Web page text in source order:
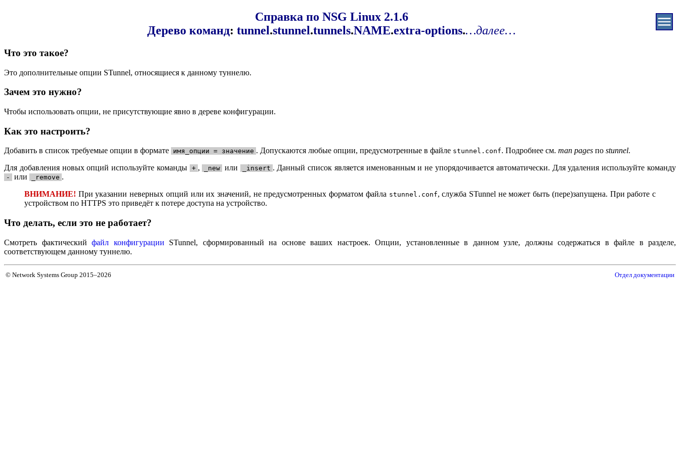
Справка по NSG Linux 2.1.6
Дерево команд: tunnel.stunnel.tunnels.NAME.extra-options.…далее…
Что это такое?
Это дополнительные опции STunnel, относящиеся к данному туннелю.
Зачем это нужно?
Чтобы использовать опции, не присутствующие явно в дереве конфигурации.
Как это настроить?
Добавить в список требуемые опции в формате имя_опции = значение . Допускаются любые опции, предусмотренные в файле stunnel.conf. Подробнее см. man pagesпо stunnel.
Для добавления новых опций используйте команды + , _new или _insert . Данный список является именованным и не упорядочивается автоматически. Для удаления используйте команду
- или _remove .
ВНИМАНИЕ! При указании неверных опций или их значений, не предусмотренных форматом файла stunnel.conf, служба STunnel не может быть (пере)запущена. При работе с
устройством по HTTPS это приведёт к потере доступа на устройство.
Что делать, если это не работает?
Смотреть фактический файл конфигурации STunnel, сформированный на основе ваших настроек. Опции, установленные в данном узле, должны содержаться в файле в разделе,
соответствующем данному туннелю.
© Network Systems Group 2015–2026 Отдел документации